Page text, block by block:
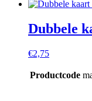
Dubbele
€2,75
Productcode